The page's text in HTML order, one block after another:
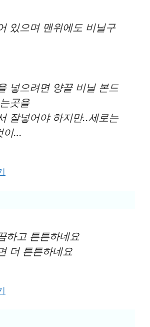
있으며 맨위에도 비닐구
넣으려면 양끝 비닐 본드
곳을
잘넣어야 하지만..세로는
이…
하고 튼튼하네요
더 튼튼하네요